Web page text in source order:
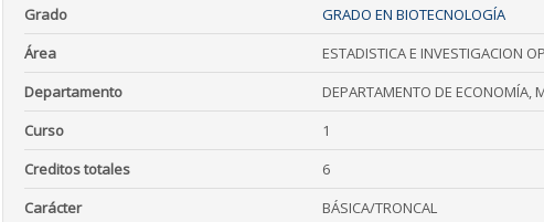
Grado
GRADO EN BIOTECNOLOGÍA
Área
ESTADISTICA E INVESTIGACION
Departamento
DEPARTAMENTO DE ECONOMÍA,
Curso
1
Creditos totales
6
Carácter
BÁSICA/TRONCAL